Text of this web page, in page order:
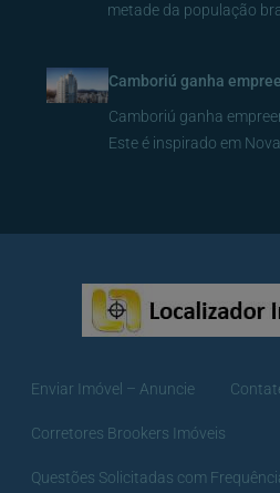
metade da população
Camboriú ganha
Camboriú ganha
Este é inspirado em
Enviar Imóvel – Anuncie
Corretores Brookers Imóveis
Questões Solicitadas com